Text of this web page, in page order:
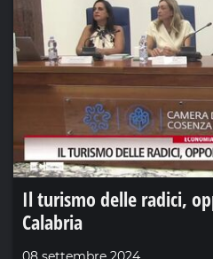
Il turismo delle radici,
Calabria